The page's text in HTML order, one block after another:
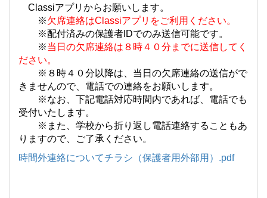
Classiアプリからお願いします。
※欠席連絡はClassiアプリをご利用ください。
※配付済みの保護者IDでのみ送信可能です。
※当日の欠席連絡は８時４０分までに送信してく
ださい。
※８時４０分以降は、当日の欠席連絡の送信がで
きませんので、電話での連絡をお願いします。
※なお、下記電話対応時間内であれば、電話でも
受付いたします。
※また、学校から折り返し電話連絡することもあ
りますので、ご了承ください。
時間外連絡についてチラシ（保護者用外部用）.pdf